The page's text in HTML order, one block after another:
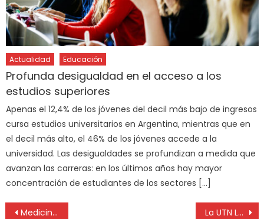
Actualidad Educación
Profunda desigualdad en el acceso a los
estudios superiores
Apenas el 12,4% de los jóvenes del decil más bajo de ingresos
cursa estudios universitarios en Argentina, mientras que en
el decil más alto, el 46% de los jóvenes accede a la
universidad. Las desigualdades se profundizan a medida que
avanzan las carreras: en los últimos años hay mayor
concentración de estudiantes de los sectores […]
Medicina estética: «Los profesionales requieren una capacitación seria» La UTN La Plata capacita a Cooperativas de la región